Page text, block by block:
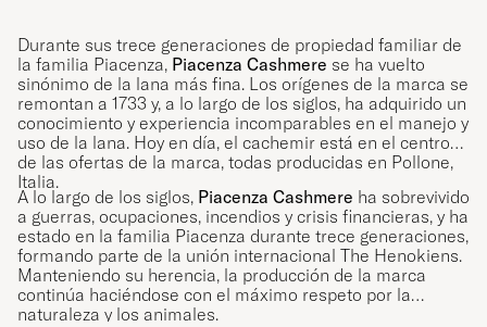
Durante sus trece generaciones de propiedad familiar de
la familia Piacenza, Piacenza Cashmere se ha vuelto
sinónimo de la lana más fina. Los orígenes de la marca se
remontan a 1733 y, a lo largo de los siglos, ha adquirido un
conocimiento y experiencia incomparables en el manejo y
uso de la lana. Hoy en día, el cachemir está en el centro
de las ofertas de la marca, todas producidas en Pollone,
Italia.
A lo largo de los siglos, Piacenza Cashmere ha sobrevivido
a guerras, ocupaciones, incendios y crisis financieras, y ha
estado en la familia Piacenza durante trece generaciones,
formando parte de la unión internacional The Henokiens.
Manteniendo su herencia, la producción de la marca
continúa haciéndose con el máximo respeto por la
naturaleza y los animales.